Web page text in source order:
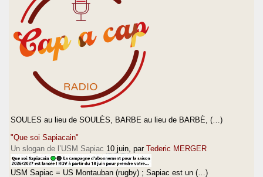
SOULES au lieu de SOULÈS, BARBE au lieu de BARBÈ, (…)
"Que soi Sapiacain"
Un slogan de l’USM Sapiac 10 juin , par Tederic MERGER
USM Sapiac = US Montauban (rugby) ; Sapiac est un (…)